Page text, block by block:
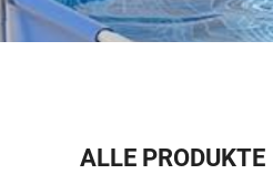
ALLE PRODUKTE